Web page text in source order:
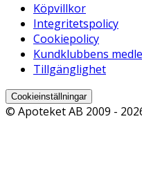
Köpvillkor
Integritetspolicy
Cookiepolicy
Kundklubbens
Tillgänglighet
Cookieinställningar
© Apoteket AB 2009 -